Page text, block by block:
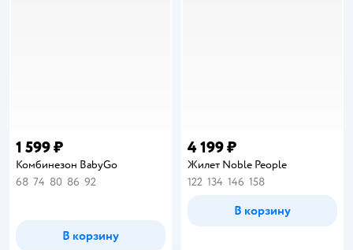
1 599 ₽
Комбинезон BabyGo
68 74 80 86 92
В корзину
4 199 ₽
Жилет Noble People
122 134 146 158
В корзину